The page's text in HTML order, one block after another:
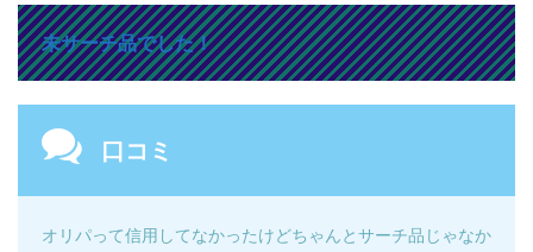
未サーチ品でした！
口コミ
オリパって信用してなかったけどちゃんとサーチ品じゃなか